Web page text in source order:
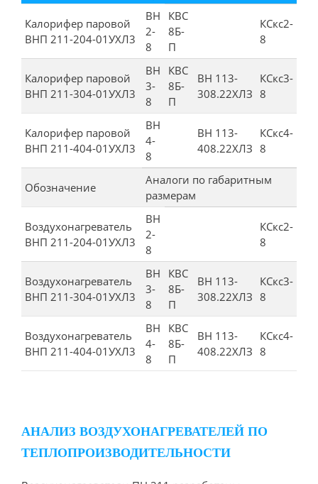
Калорифер паровой
ВНП 211-204-01УХЛ3
ВН
2-
8
КВС
8Б-
П
КСкс2-
8
Калорифер паровой
ВНП 211-304-01УХЛ3
ВН
3-
8
КВС
8Б-
П
ВН 113-
308.22ХЛЗ
КСкс3-
8
Калорифер паровой
ВНП 211-404-01УХЛ3
ВН
4-
8
ВН 113-
408.22ХЛЗ
КСкс4-
8
Обозначение
Аналоги по габаритным
размерам
Воздухонагреватель
ВНП 211-204-01УХЛ3
ВН
2-
8
КСкс2-
8
Воздухонагреватель
ВНП 211-304-01УХЛ3
ВН
3-
8
КВС
8Б-
П
ВН 113-
308.22ХЛЗ
КСкс3-
8
Воздухонагреватель
ВНП 211-404-01УХЛ3
ВН
4-
8
КВС
8Б-
П
ВН 113-
408.22ХЛЗ
КСкс4-
8
АНАЛИЗ ВОЗДУХОНАГРЕВАТЕЛЕЙ ПО
ТЕПЛОПРОИЗВОДИТЕЛЬНОСТИ